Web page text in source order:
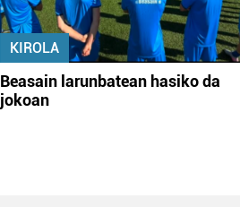
KIROLA
Beasain larunbatean hasiko da
jokoan